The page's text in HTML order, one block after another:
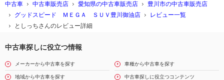
中古車 中古車販売店 愛知県の中古車販売店
豊川市の中古車販売店
グッドスピード ＭＥＧＡ ＳＵＶ豊川御油店
レビュー一覧
としっちさんのレビュー詳細
中古車探しに役立つ情報
メーカーから中古車を探す 車種から中古車を探す
地域から中古車を探す 中古車探しに役立つコンテンツ